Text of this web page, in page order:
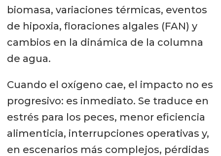
biomasa, variaciones térmicas, eventos
de hipoxia, floraciones algales (FAN) y
cambios en la dinámica de la columna
de agua.
Cuando el oxígeno cae, el impacto no es
progresivo: es inmediato. Se traduce en
estrés para los peces, menor eficiencia
alimenticia, interrupciones operativas y,
en escenarios más complejos, pérdidas